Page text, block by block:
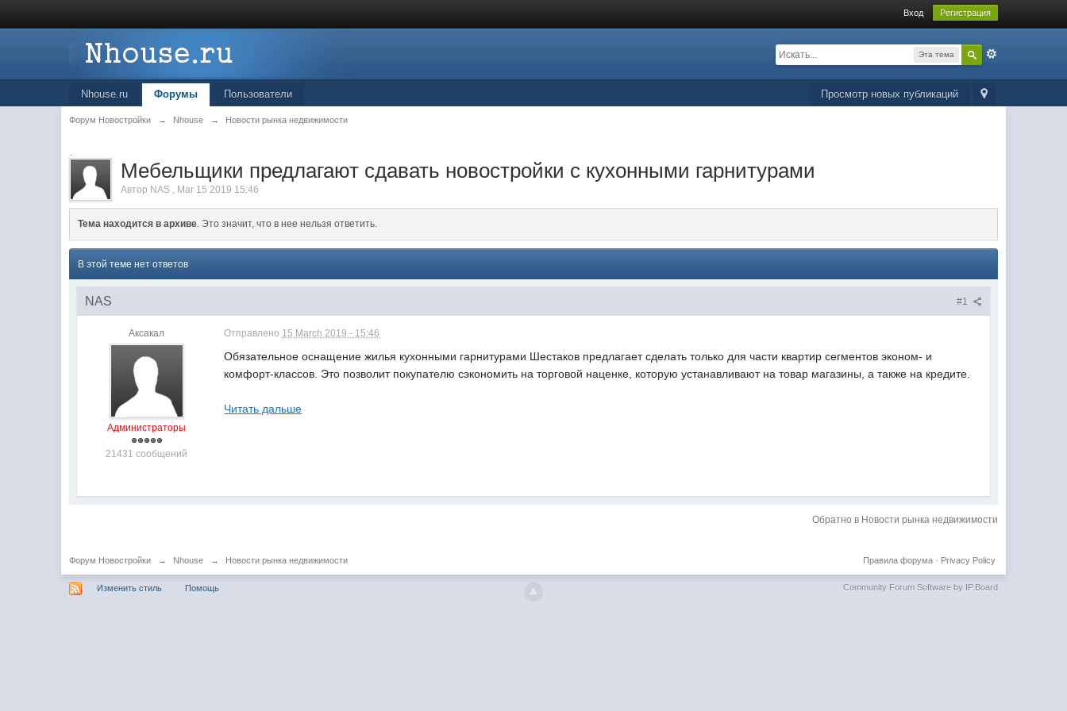
Вход Регистрация
Эта тема
Просмотр новых публикаций
Nhouse.ru Форумы Пользователи
Форум Новостройки → Nhouse → Новости рынка недвижимости
.
Мебельщики предлагают сдавать новостройки с кухонными гарнитурами
Автор NAS , Mar 15 2019 15:46
Тема находится в архиве. Это значит, что в нее нельзя ответить.
В этой теме нет ответов
#1
NAS
Аксакал
Администраторы
21431 сообщений
Отправлено 15 March 2019 - 15:46
Обязательное оснащение жилья кухонными гарнитурами Шестаков предлагает сделать только для части квартир сегментов эконом- и
комфорт-классов. Это позволит покупателю сэкономить на торговой наценке, которую устанавливают на товар магазины, а также на кредите.
Читать дальше
Обратно в Новости рынка недвижимости
Форум Новостройки → Nhouse → Новости рынка недвижимости Privacy Policy
Правила форума·
Изменить стиль Помощь Community Forum Software by IP.Board